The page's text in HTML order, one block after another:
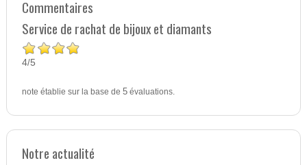
Commentaires
Service de rachat de bijoux et diamants
4/5
note établie sur la base de 5évaluations.
Notre actualité